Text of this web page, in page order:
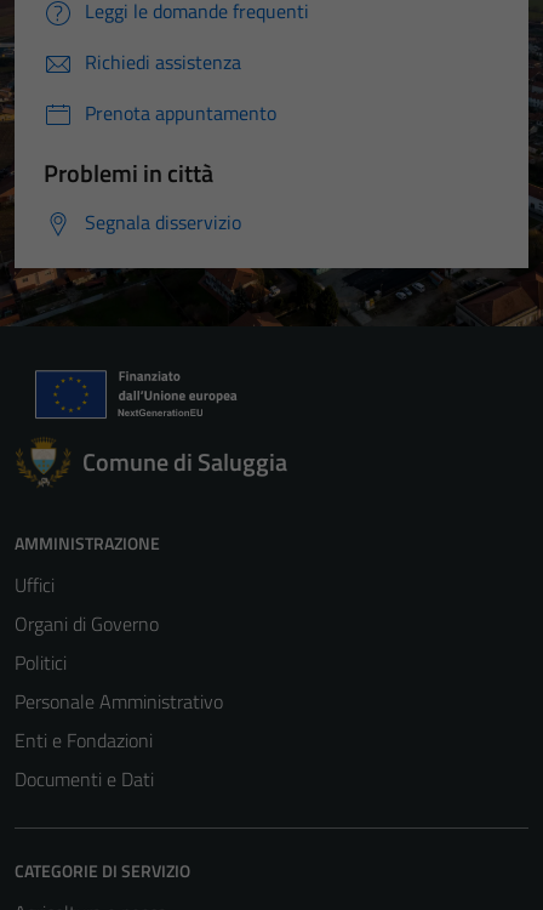
Leggi le domande frequenti
Richiedi assistenza
Prenota appuntamento
Problemi in città
Segnala disservizio
Comune di Saluggia
AMMINISTRAZIONE
Uffici
Organi di Governo
Politici
Personale Amministrativo
Enti e Fondazioni
Documenti e Dati
CATEGORIE DI SERVIZIO